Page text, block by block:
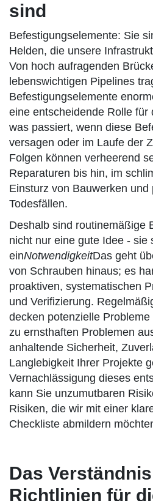
sind
Befestigungselemente: Sie
Helden, die unsere
Von hoch aufragenden
lebenswichtigen Pipelines
Befestigungselemente
eine entscheidende Rolle für
was passiert, wenn diese
versagen oder im Laufe der
Folgen können verheerend
Reparaturen bis hin, im
Einsturz von Bauwerken und
Todesfällen.
Deshalb sind routinemäßige
nicht nur eine gute Idee - sie
einNotwendigkeitDas geht
von Schrauben hinaus; es
proaktiven, systematischen
und Verifizierung.
decken potenzielle Probleme
zu ernsthaften Problemen
anhaltende Sicherheit,
Langlebigkeit Ihrer Projekte
Vernachlässigung dieses
kann Sie unzumutbaren
Risiken, die wir mit einer
Checkliste abmildern
Das
Richtlinien für